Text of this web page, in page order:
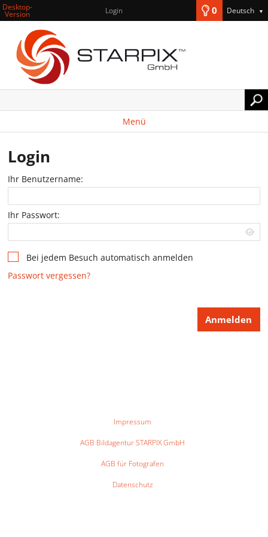
Desktop-
Version Login 0 Deutsch ▼
Menü
Login
Ihr Benutzername:
Ihr Passwort:
Bei jedem Besuch automatisch anmelden
Passwort vergessen?
Impressum
AGB Bildagentur STARPIX GmbH
AGB für Fotografen
Datenschutz